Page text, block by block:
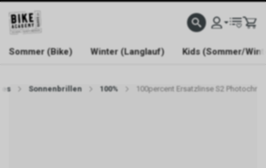
WELCOME TO BIKE ACADEMY
Sommer (Bike) Winter (Langlauf) Kids (Sommer/
Sonnenbrillen 100% 100percent Ersatzlinse S2 Photochr